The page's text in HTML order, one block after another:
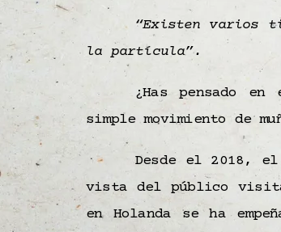
“Existen varios
la partícula”.
¿Has pensado en
simple movimiento de
Desde el 2018,
vista del público
en Holanda se ha